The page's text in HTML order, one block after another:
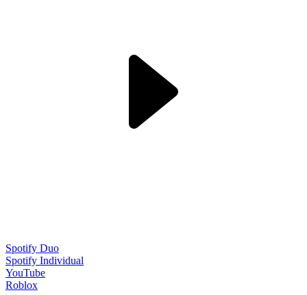
Spotify Duo
Spotify Individual
YouTube
Roblox